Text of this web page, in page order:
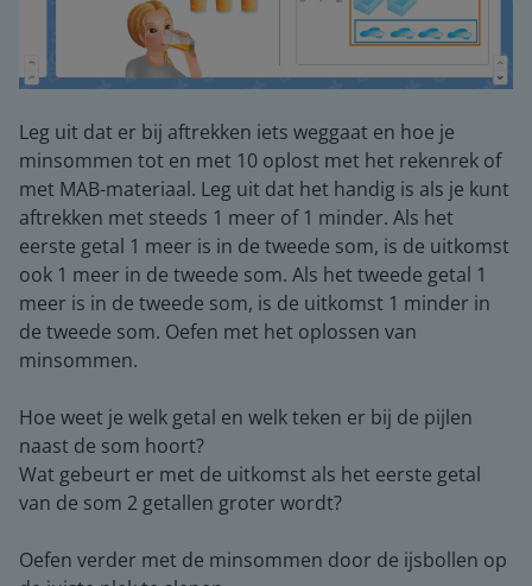
Leg uit dat er bij aftrekken iets weggaat en hoe je
minsommen tot en met 10 oplost met het rekenrek of
met MAB-materiaal. Leg uit dat het handig is als je kunt
aftrekken met steeds 1 meer of 1 minder. Als het
eerste getal 1 meer is in de tweede som, is de uitkomst
ook 1 meer in de tweede som. Als het tweede getal 1
meer is in de tweede som, is de uitkomst 1 minder in
de tweede som. Oefen met het oplossen van
minsommen.
Hoe weet je welk getal en welk teken er bij de pijlen
naast de som hoort?
Wat gebeurt er met de uitkomst als het eerste getal
van de som 2 getallen groter wordt?
Oefen verder met de minsommen door de ijsbollen op